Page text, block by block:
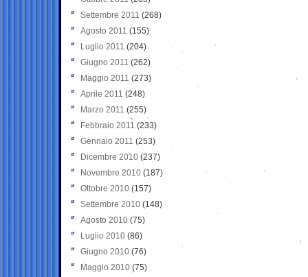
Settembre 2011 (268)
Agosto 2011 (155)
Luglio 2011 (204)
Giugno 2011 (262)
Maggio 2011 (273)
Aprile 2011 (248)
Marzo 2011 (255)
Febbraio 2011 (233)
Gennaio 2011 (253)
Dicembre 2010 (237)
Novembre 2010 (187)
Ottobre 2010 (157)
Settembre 2010 (148)
Agosto 2010 (75)
Luglio 2010 (86)
Giugno 2010 (76)
Maggio 2010 (75)